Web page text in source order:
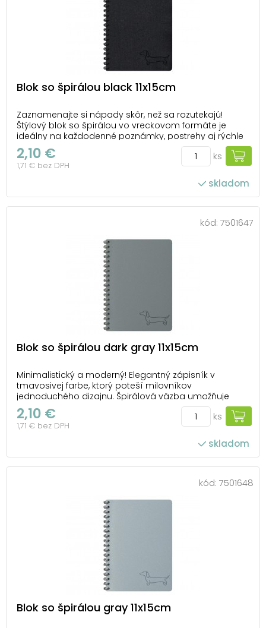
Blok so špirálou black 11x15cm
Zaznamenajte si nápady skôr, než sa rozutekajú!
Štýlový blok so špirálou vo vreckovom formáte je
ideálny na každodenné poznámky, postrehy aj rýchle
myšlienky na cestách. Čierne dosky s jemnou
štruktúrou pôsobia elegantne a nadčasovo, zatiaľ čo
drobný motív jazvečíka dodáva bloku osobitý detail...
2,10 €
1,71 € bez DPH
ks
skladom
kód: 7501647
Blok so špirálou dark gray 11x15cm
Minimalistický a moderný! Elegantný zápisník v
tmavosivej farbe, ktorý poteší milovníkov
jednoduchého dizajnu. Špirálová väzba umožňuje
jednoduché otáčanie strán a pohodlné písanie na
oboch stranách. Vo vnútri sa nachádzajú jemne
linajkové strany – skvelé na poznámky, plány aj
2,10 €
1,71 € bez DPH
ks
skladom
kód: 7501648
Blok so špirálou gray 11x15cm